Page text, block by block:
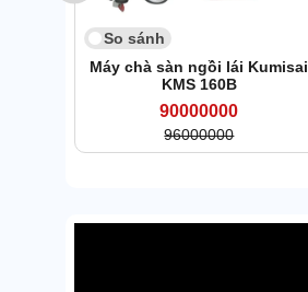
So sánh
Máy chà sàn ngồi lái Kumisai
KMS 160B
90000000
96000000